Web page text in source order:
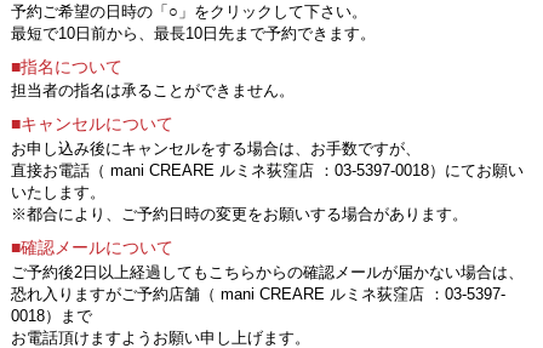
予約ご希望の日時の「○」をクリックして下さい。
最短で10日前から、最長10日先まで予約できます。
■指名について
担当者の指名は承ることができません。
■キャンセルについて
お申し込み後にキャンセルをする場合は、お手数ですが、
直接お電話（ mani CREARE ルミネ荻窪店 ：03-5397-0018）にてお願い
いたします。
※都合により、ご予約日時の変更をお願いする場合があります。
■確認メールについて
ご予約後2日以上経過してもこちらからの確認メールが届かない場合は、
恐れ入りますがご予約店舗（ mani CREARE ルミネ荻窪店 ：03-5397-
0018）まで
お電話頂けますようお願い申し上げます。